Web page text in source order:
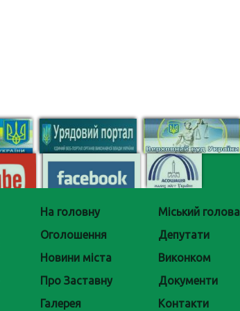
На головну
Оголошення
Новини міста
Про Заставну
Галерея
Міський голова
Депутати
Виконком
Документи
Контакти